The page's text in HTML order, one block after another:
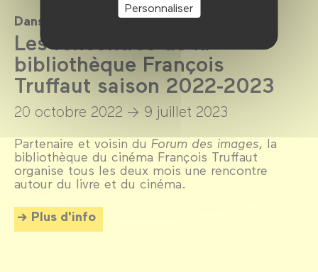
Personnaliser
Dans le cadre de
Les rencontres de la
bibliothèque François
Truffaut saison 2022-2023
20 octobre 2022 → 9 juillet 2023
Partenaire et voisin du Forum des images, la
bibliothèque du cinéma François Truffaut
organise tous les deux mois une rencontre
autour du livre et du cinéma.
Plus d'info